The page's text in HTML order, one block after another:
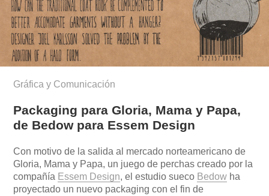
Gráfica y Comunicación
Packaging para Gloria, Mama y Papa,
de Bedow para Essem Design
Con motivo de la salida al mercado norteamericano de
Gloria, Mama y Papa, un juego de perchas creado por la
compañía Essem Design, el estudio sueco Bedow ha
proyectado un nuevo packaging con el fin de